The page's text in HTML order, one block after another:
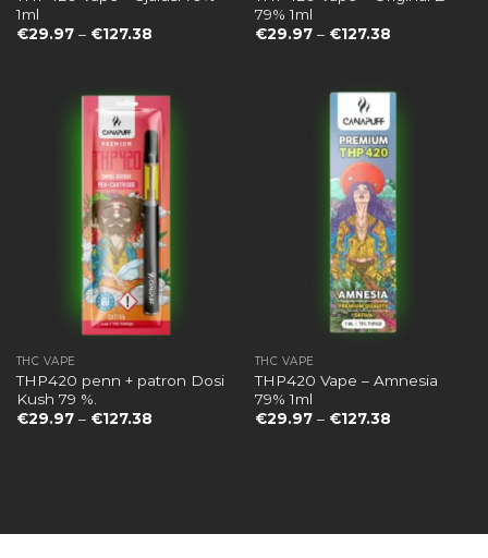
1ml
€29.97 – €127.38Preisspanne:
79% 1ml
€29.97 – €127.38Preisspanne:
THC VAPE
THP420 penn + patron Dosi
Kush 79 %.
€29.97 – €127.38Preisspanne:
THC VAPE
THP420 Vape – Amnesia
79% 1ml
€29.97 – €127.38Preisspanne: